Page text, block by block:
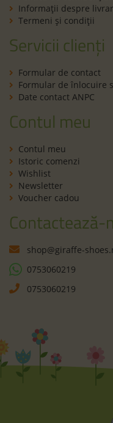
Informaţii despre
Termeni şi condiţii
Servicii clienți
Formular de contact
Formular de înlocuire
Date contact ANPC
Contul meu
Contul meu
Istoric comenzi
Wishlist
Newsletter
Voucher cadou
Contactează-
shop@giraffe-
0753060219
0753060219